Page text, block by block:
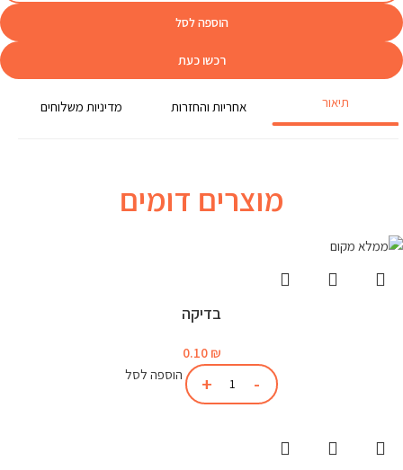
הוספה לסל
רכשו כעת
תיאור אחריות והחזרות מדיניות משלוחים
מוצרים דומים
בדיקה
0.10 ₪
הוספה לסל